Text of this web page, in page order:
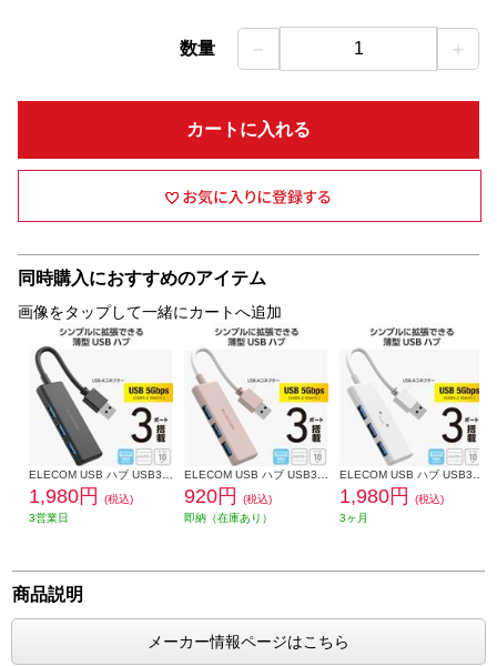
数量 － 1 ＋
カートに入れる
同時購入におすすめのアイテム
画像をタップして一緒にカートへ追加
1,980円
(税込)
3営業日
920円
(税込)
即納（在庫あり）
1,980円
(税込)
3ヶ月
商品説明
メーカー情報ページはこちら